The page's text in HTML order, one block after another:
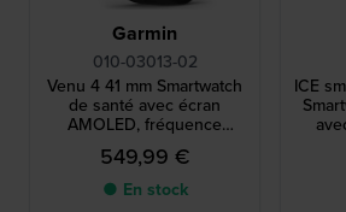
Garmin
010-03013-02
Venu 4 41 mm Smartwatch
de santé avec écran
AMOLED, fréquence
cardiaque et GPS
549,99 €
● En stock
ICE